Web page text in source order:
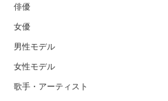
俳優
女優
男性モデル
女性モデル
歌手・アーティスト